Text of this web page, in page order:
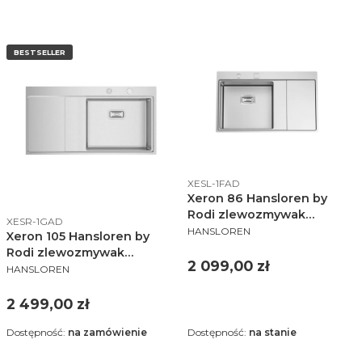
BESTSELLER
Kod produktu
XESR-1GAD
Xeron 105 Hansloren by
Rodi zlewozmywak
1000x520 KA prawy stal
PRODUCENT
HANSLOREN
Cena
2 499,00 zł
Dostępność: na zamówienie
Kod produktu
XESL-1FAD
Xeron 86 Hansloren by
Rodi zlewozmywak
860x520 KA lewy stal
PRODUCENT
HANSLOREN
Cena
2 099,00 zł
Dostępność: na stanie